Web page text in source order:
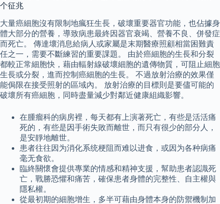
个征兆
大量癌細胞沒有限制地瘋狂生長，破壞重要器官功能，也佔據身
體大部分的營養，導致病患最終因器官衰竭、營養不良、併發症
而死亡。 傳達壞消息給病人或家屬是末期醫療照顧相當困難責
任之一，需要不斷練習的重要課題。 由於癌細胞的生長和分裂
都較正常細胞快，藉由輻射線破壞細胞的遺傳物質，可阻止細胞
生長或分裂，進而控制癌細胞的生長。 不過放射治療的效果僅
能侷限在接受照射的區域內。 放射治療的目標則是要儘可能的
破壞所有癌細胞，同時盡量減少對鄰近健康組織影響。
在腫瘤科的病房裡，每天都有上演著死亡，有些是活活痛
死的，有些是因手術失敗而離世，而只有很少的部分人，
是安靜地離世。
患者往往因为消化系统梗阻而难以进食，或因为各种病痛
毫无食欲。
臨終關懷會提供專業的情感和精神支援，幫助患者認識死
亡，戰勝恐懼和痛苦，確保患者身體的完整性、自主權與
隱私權。
從最初期的細胞增生，多半可藉由身體本身的防禦機制加